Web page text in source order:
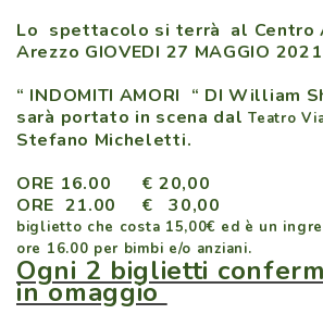
Lo spettacolo si terrà al Centro
Arezzo GIOVEDI 27 MAGGIO 2021
“ INDOMITI AMORI “ DI William
sarà portato in scena dalTeatro
Stefano Micheletti.
ORE 16.00 € 20,00
ORE 21.00 € 30,00
biglietto che costa 15,00€ ed è un
ore 16.00 per bimbi e/o anziani.
Ogni 2 biglietti
in omaggio